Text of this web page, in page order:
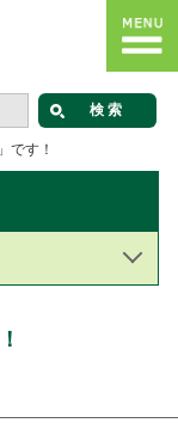
です！